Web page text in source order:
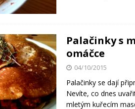
Palačinky s
omáčce
04/10/2015
Palačinky se dají
Nevíte, co dnes
mletým kuřecím